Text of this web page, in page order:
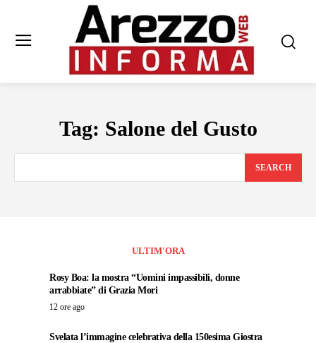
Tag: Salone del Gusto
SEARCH
ULTIM'ORA
Rosy Boa: la mostra “Uomini impassibili, donne
arrabbiate” di Grazia Mori
12 ore ago
Svelata l’immagine celebrativa della 150esima Giostra